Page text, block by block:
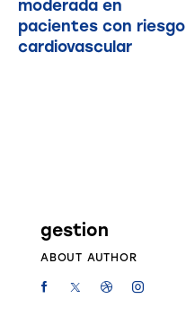
moderada en
pacientes con riesgo
cardiovascular
gestion
ABOUT AUTHOR